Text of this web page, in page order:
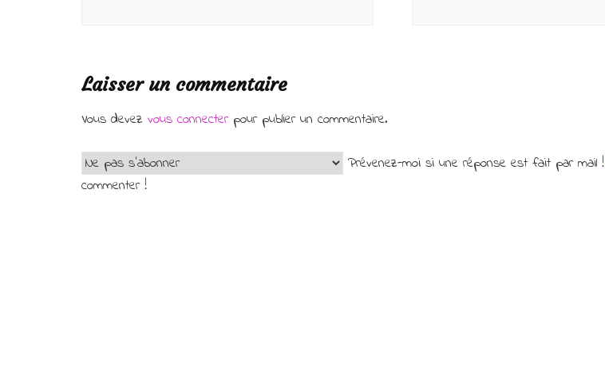
Laisser un commentaire
Vous devez vous connecterpour publier un commentaire.
Prévenez-moi si une réponse est fait par mail !
commenter !